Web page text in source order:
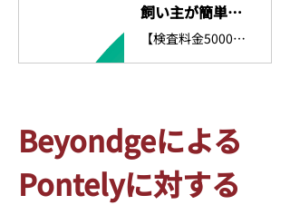
飼い主が簡単にできる愛犬・愛猫の遺伝子検査サービス | Pontely（ポンテリー）
【検査料金5000円～】Pontely（ポンテリー）は愛犬・愛猫など自宅で簡単にできる遺伝子検査サービスです。病気に関するリスクを知ることで、健康への配慮を行うことができます。認定証発行可。ブリーダーさんも使用されている人気サービスです。
Beyondgeによる
Pontelyに対する